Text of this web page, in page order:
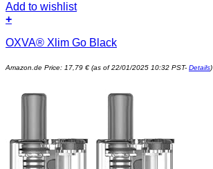
Add to wishlist
+
OXVA® Xlim Go Black
Amazon.de Price: 17,79 € (as of 22/01/2025 10:32 PST- Details)